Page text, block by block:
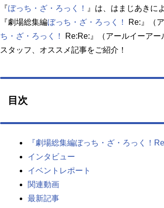
『ぼっち・ざ・ろっく！
』は、はまじあきに
『劇場総集編ぼっち・ざ・ろっく！ Re:』（
ち・ざ・ろっく！
Re:Re:』（アールイーアー
スタッフ、オススメ記事をご紹介！
目次
『劇場総集編ぼっち・ざ・ろっく！
インタビュー
イベントレポート
関連動画
最新記事